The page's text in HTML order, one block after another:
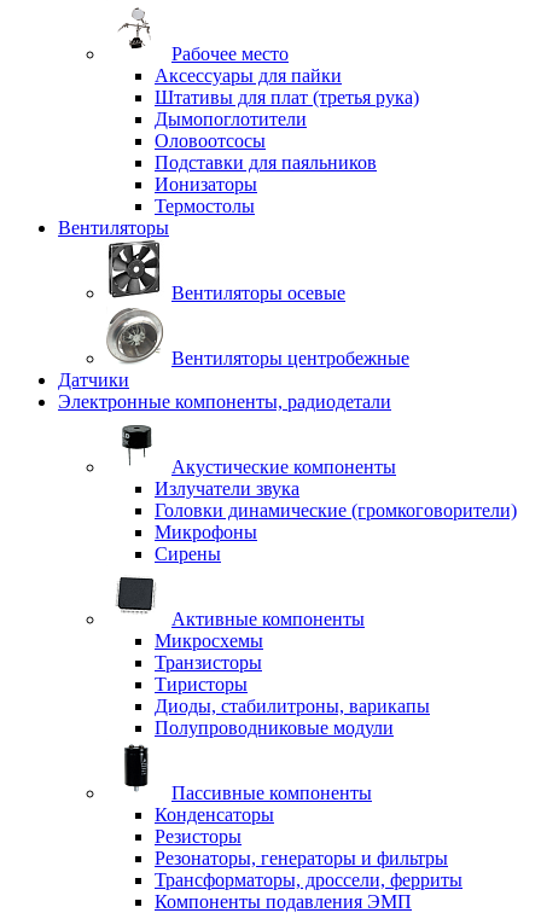
Рабочее место
Аксессуары для пайки
Штативы для плат (третья рука)
Дымопоглотители
Оловоотсосы
Подставки для паяльников
Ионизаторы
Термостолы
Вентиляторы
Вентиляторы осевые
Вентиляторы центробежные
Датчики
Электронные компоненты, радиодетали
Акустические компоненты
Излучатели звука
Головки динамические (громкоговорители)
Микрофоны
Сирены
Активные компоненты
Микросхемы
Транзисторы
Тиристоры
Диоды, стабилитроны, варикапы
Полупроводниковые модули
Пассивные компоненты
Конденсаторы
Резисторы
Резонаторы, генераторы и фильтры
Трансформаторы, дроссели, ферриты
Компоненты подавления ЭМП